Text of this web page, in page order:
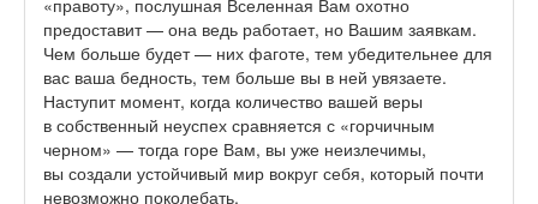
«правоту», послушная Вселенная Вам охотно
предоставит — она ведь работает, но Вашим заявкам.
Чем больше будет — них фаготе, тем убедительнее для
вас ваша бедность, тем больше вы в ней увязаете.
Наступит момент, когда количество вашей веры
в собственный неуспех сравняется с «горчичным
черном» — тогда горе Вам, вы уже неизлечимы,
вы создали устойчивый мир вокруг себя, который почти
невозможно поколебать.